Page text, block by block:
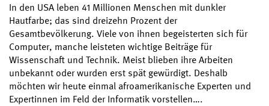
In den USA leben 41 Millionen Menschen mit dunkler
Hautfarbe; das sind dreizehn Prozent der
Gesamtbevölkerung. Viele von ihnen begeisterten sich für
Computer, manche leisteten wichtige Beiträge für
Wissenschaft und Technik. Meist blieben ihre Arbeiten
unbekannt oder wurden erst spät gewürdigt. Deshalb
möchten wir heute einmal afroamerikanische Experten und
Expertinnen im Feld der Informatik vorstellen….